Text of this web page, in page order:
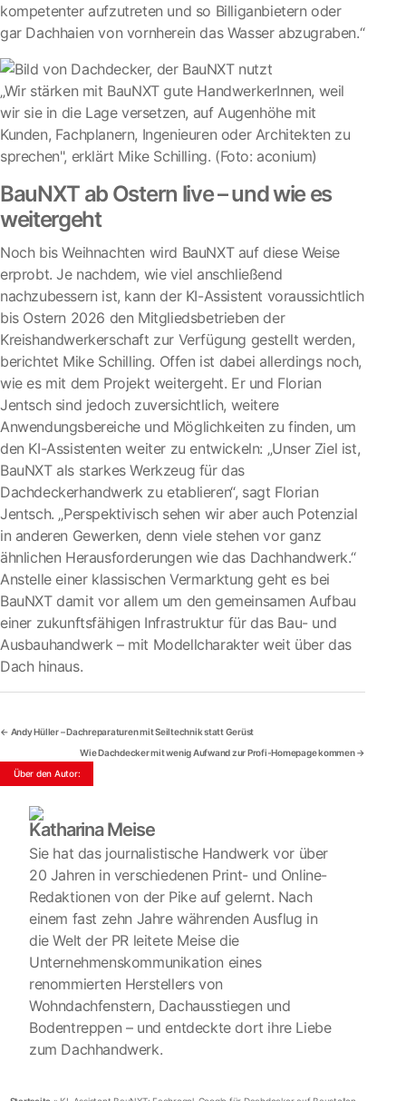
kompetenter aufzutreten und so Billiganbietern oder
gar Dachhaien von vornherein das Wasser abzugraben.“
„Wir stärken mit BauNXT gute HandwerkerInnen, weil
wir sie in die Lage versetzen, auf Augenhöhe mit
Kunden, Fachplanern, Ingenieuren oder Architekten zu
sprechen", erklärt Mike Schilling. (Foto: aconium)
BauNXT ab Ostern live – und wie es
weitergeht
Noch bis Weihnachten wird BauNXT auf diese Weise
erprobt. Je nachdem, wie viel anschließend
nachzubessern ist, kann der KI-Assistent voraussichtlich
bis Ostern 2026 den Mitgliedsbetrieben der
Kreishandwerkerschaft zur Verfügung gestellt werden,
berichtet Mike Schilling. Offen ist dabei allerdings noch,
wie es mit dem Projekt weitergeht. Er und Florian
Jentsch sind jedoch zuversichtlich, weitere
Anwendungsbereiche und Möglichkeiten zu finden, um
den KI-Assistenten weiter zu entwickeln: „Unser Ziel ist,
BauNXT als starkes Werkzeug für das
Dachdeckerhandwerk zu etablieren“, sagt Florian
Jentsch. „Perspektivisch sehen wir aber auch Potenzial
in anderen Gewerken, denn viele stehen vor ganz
ähnlichen Herausforderungen wie das Dachhandwerk.“
Anstelle einer klassischen Vermarktung geht es bei
BauNXT damit vor allem um den gemeinsamen Aufbau
einer zukunftsfähigen Infrastruktur für das Bau- und
Ausbauhandwerk – mit Modellcharakter weit über das
Dach hinaus.
← Andy Hüller – Dachreparaturen mit Seiltechnik statt Gerüst
Wie Dachdecker mit wenig Aufwand zur Profi-Homepage kommen→
Katharina Meise
Sie hat das journalistische Handwerk vor über
20 Jahren in verschiedenen Print- und Online-
Redaktionen von der Pike auf gelernt. Nach
einem fast zehn Jahre währenden Ausflug in
die Welt der PR leitete Meise die
Unternehmenskommunikation eines
renommierten Herstellers von
Wohndachfenstern, Dachausstiegen und
Bodentreppen – und entdeckte dort ihre Liebe
zum Dachhandwerk.